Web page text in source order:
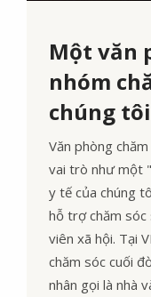
Một văn
nhóm
chúng tôi
Văn phòng
vai trò như một
y tế của chúng
hỗ trợ chăm sóc
viên xã hội. Tại
chăm sóc cuối
nhân gọi là nhà